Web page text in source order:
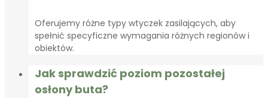
Oferujemy różne typy wtyczek zasilających, aby
spełnić specyficzne wymagania różnych regionów i
obiektów.
Jak sprawdzić poziom pozostałej
osłony buta?